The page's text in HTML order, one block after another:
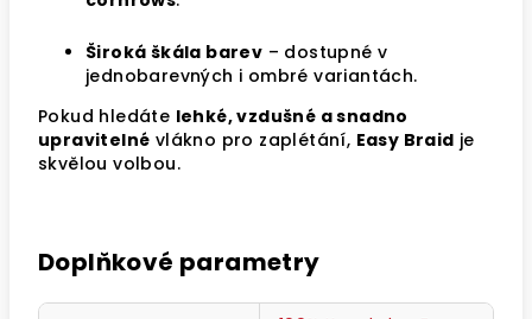
Široká škála barev – dostupné v
jednobarevných i ombré variantách.
Pokud hledáte lehké, vzdušné a snadno
upravitelné vlákno pro zaplétání, Easy Braid je
skvělou volbou.
Doplňkové parametry